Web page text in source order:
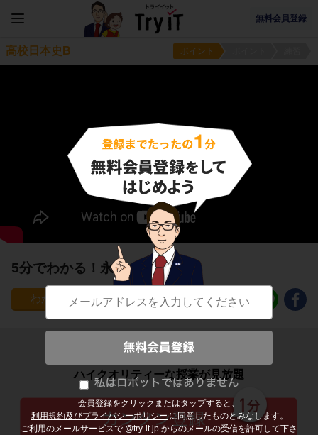
無料会員登録
会員登録をクリックまたはタップすると、
利用規約及びプライバシーポリシー に同意したものとみなします。
ご利用のメールサービスで @try-it.jp からのメールの受信を許可して下さ
高校日本史B ポイント
5分でわかる！永仁の徳政令
295
子どもの勉強から大人の学び直しまで
ハイクオリティーな授業が見放題